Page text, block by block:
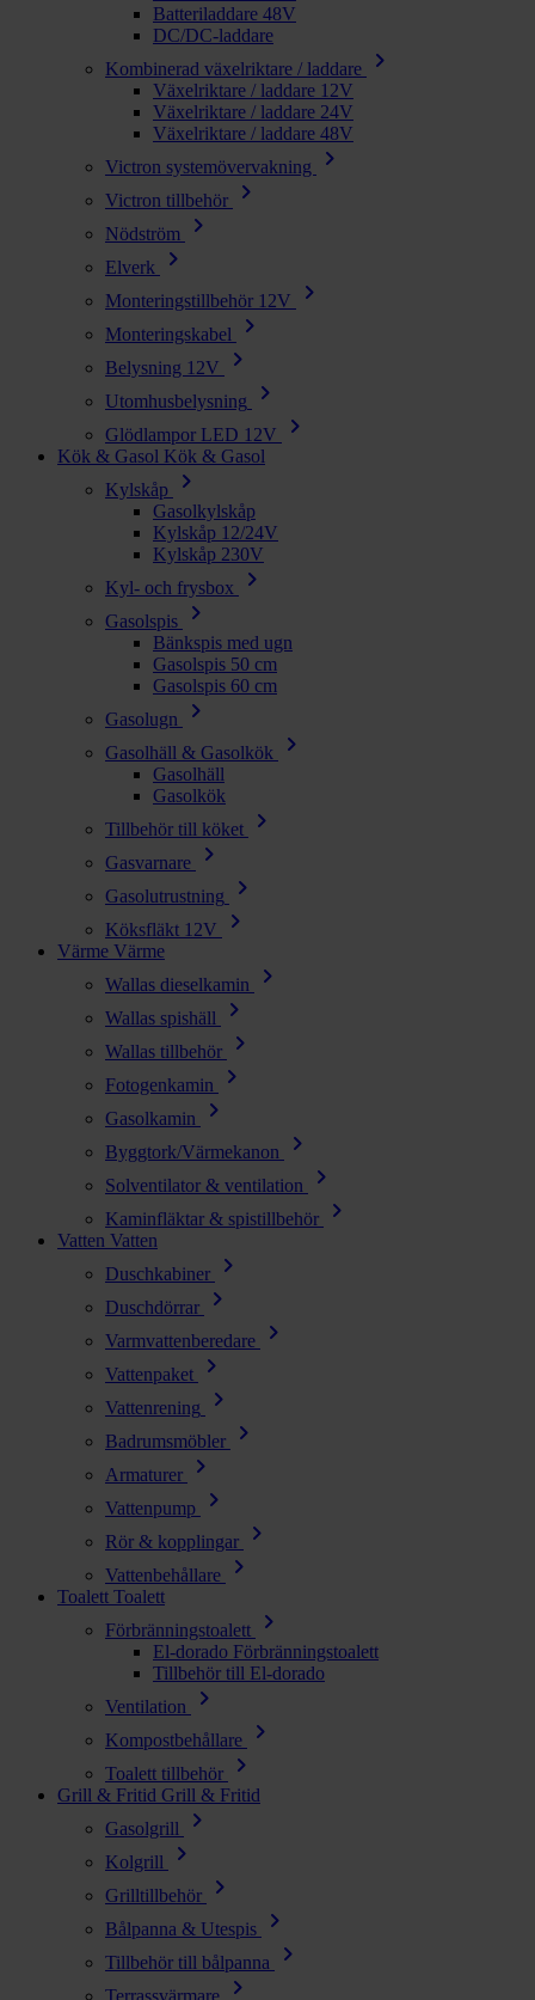
Batteriladdare 48V
DC/DC-laddare
Kombinerad växelriktare / laddare
chevron_right
Växelriktare / laddare 12V
Växelriktare / laddare 24V
Växelriktare / laddare 48V
Victron systemövervakning
chevron_right
Victron tillbehör chevron_right
Nödström chevron_right
Elverk chevron_right
Monteringstillbehör 12V chevron_right
Monteringskabel chevron_right
Belysning 12V chevron_right
Utomhusbelysning chevron_right
Glödlampor LED 12V chevron_right
Kök & Gasol Kök & Gasol
Kylskåp
chevron_right
Gasolkylskåp
Kylskåp 12/24V
Kylskåp 230V
Kyl- och frysbox
chevron_right
Gasolspis chevron_right
Bänkspis med ugn
Gasolspis 50 cm
Gasolspis 60 cm
Gasolugn
chevron_right
Gasolhäll & Gasolkök chevron_right
Gasolhäll
Gasolkök
Tillbehör till köket
chevron_right
Gasvarnare chevron_right
Gasolutrustning chevron_right
Köksfläkt 12V chevron_right
Värme Värme
Wallas dieselkamin
chevron_right
Wallas spishäll chevron_right
Wallas tillbehör chevron_right
Fotogenkamin chevron_right
Gasolkamin chevron_right
Byggtork/Värmekanon chevron_right
Solventilator & ventilation chevron_right
Kaminfläktar & spistillbehör chevron_right
Vatten Vatten
Duschkabiner
chevron_right
Duschdörrar chevron_right
Varmvattenberedare chevron_right
Vattenpaket chevron_right
Vattenrening chevron_right
Badrumsmöbler chevron_right
Armaturer chevron_right
Vattenpump chevron_right
Rör & kopplingar chevron_right
Vattenbehållare chevron_right
Toalett Toalett
Förbränningstoalett
chevron_right
El-dorado Förbränningstoalett
Tillbehör till El-dorado
Ventilation
chevron_right
Kompostbehållare chevron_right
Toalett tillbehör chevron_right
Grill & Fritid Grill & Fritid
Gasolgrill
chevron_right
Kolgrill chevron_right
Grilltillbehör chevron_right
Bålpanna & Utespis chevron_right
Tillbehör till bålpanna chevron_right
Terrassvärmare chevron_right